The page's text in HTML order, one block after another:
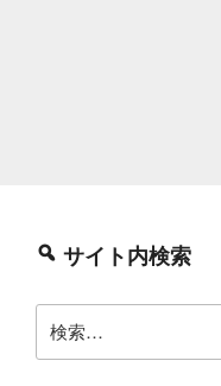
サイト内検索
索: